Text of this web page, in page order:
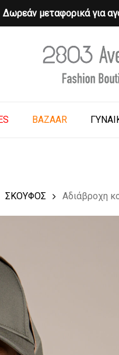
Δωρεάν μεταφορικά για
or ESC to close
BAZAAR
ΣΚΟΥΦΟΣ Αδιάβροχη